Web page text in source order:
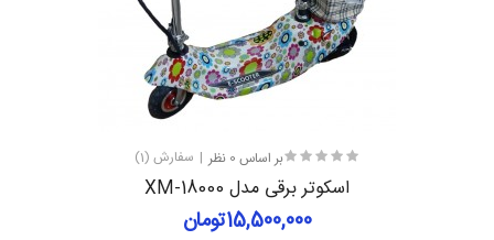
بر اساس 0 نظر سفارش (1)
اسکوتر برقی مدل XM-18000
15,500,000تومان